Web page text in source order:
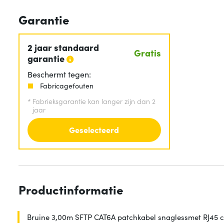
Garantie
2 jaar standaard
garantie
Gratis
Beschermt tegen:
Fabricagefouten
* Fabrieksgarantie kan langer zijn dan 2
jaar
Geselecteerd
Productinformatie
Bruine 3,00m SFTP CAT6A patchkabel snaglessmet RJ45